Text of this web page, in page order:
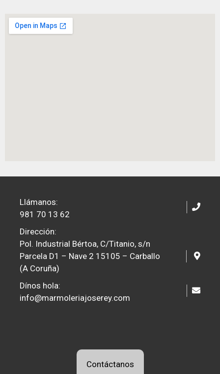
Llámanos:
981 70 13 62
Dirección:
Pol. Industrial Bértoa, C/Titanio, s/n
Parcela D1 – Nave 2 15105 – Carballo
(A Coruña)
Dínos hola:
info@marmoleriajoserey.com
Contáctanos